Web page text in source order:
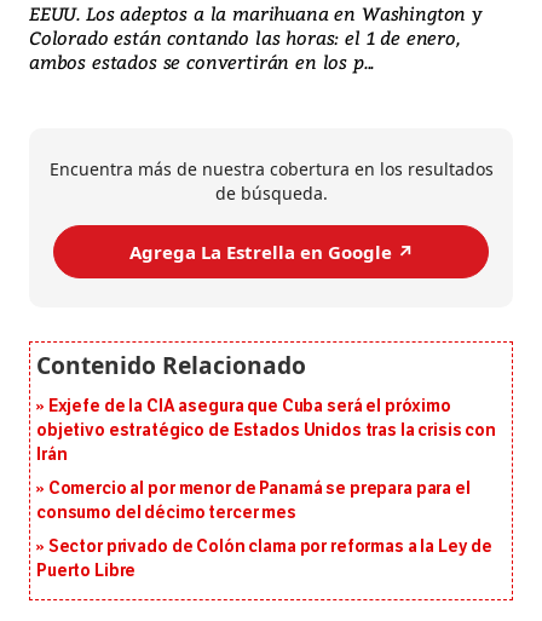
EEUU. Los adeptos a la marihuana en Washington y
Colorado están contando las horas: el 1 de enero,
ambos estados se convertirán en los p...
Encuentra más de nuestra cobertura en los resultados
de búsqueda.
Agrega La Estrella en Google ↗️
Exjefe de la CIA asegura que Cuba será el próximo
objetivo estratégico de Estados Unidos tras la crisis con
Irán
Comercio al por menor de Panamá se prepara para el
consumo del décimo tercer mes
Sector privado de Colón clama por reformas a la Ley de
Puerto Libre